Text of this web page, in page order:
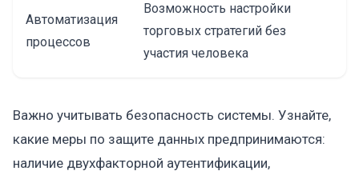
Автоматизация
процессов
Возможность настройки
торговых стратегий без
участия человека
Важно учитывать безопасность системы. Узнайте,
какие меры по защите данных предпринимаются:
наличие двухфакторной аутентификации,